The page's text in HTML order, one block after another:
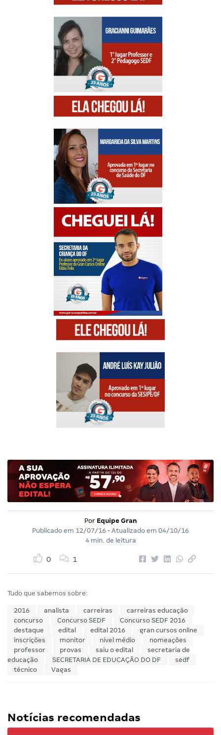
Por Equipe Gran
Publicado em 12/07/16 • Atualizado em 04/10/16
4 min. de leitura
0 1
Tudo que sabemos sobre:
2016 analista carreiras
carreiras educação
concurso
Concurso SEDF
Concurso SEDF 2016
destaque
edital edital 2016
gran cursos online
inscrições
monitor nível médio
nomeações
professor
provas saiu o edital
secretaria de
educação
SECRETARIA DE EDUCAÇÃO DO DF
sedf
técnico
Vagas
Notícias recomendadas